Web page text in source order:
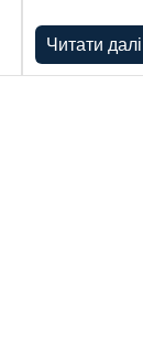
Читати далі